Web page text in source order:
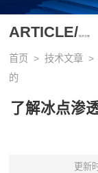
ARTICLE/ 技术文章
首页 >技术文章 >
的
了解冰点渗
更新